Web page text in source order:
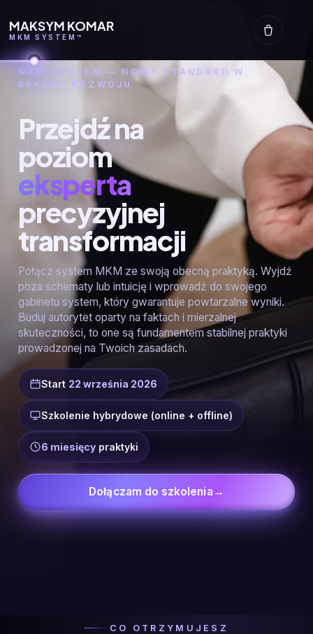
MAKSYM KOMAR
MKM SYSTEM™
MKM SYSTEM — NOWY STANDARD W
BRANŻY ROZWOJU
Przejdź na
poziom
eksperta
precyzyjnej
transformacji
Połącz system MKM ze swoją obecną praktyką. Wyjdź
poza schematy lub intuicję i wprowadź do swojego
gabinetu system, który gwarantuje powtarzalne wyniki.
Buduj autorytet oparty na faktach i mierzalnej
skuteczności, to one są fundamentem stabilnej praktyki
prowadzonej na Twoich zasadach.
Start 22 września 2026
Szkolenie hybrydowe (online + offline)
6 miesięcypraktyki
Dołączam do szkolenia →
CO OTRZYMUJESZ